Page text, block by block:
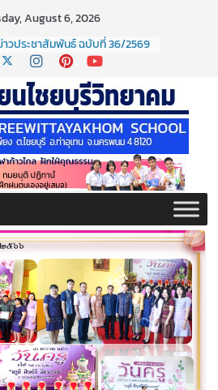
August 6, 2026
วประชาสัมพันธ์ ฉบับที่ 36/2569
อนมิถุนายน 2569
สุนทรภู่ ประจำปี ๒๕๖๙
วประชาสัมพันธ์ ฉบับที่ 38/2569
นมิถุนายน 2569
วประชาสัมพันธ์ ฉบับที่ 37/2569
นมิถุนายน 2569